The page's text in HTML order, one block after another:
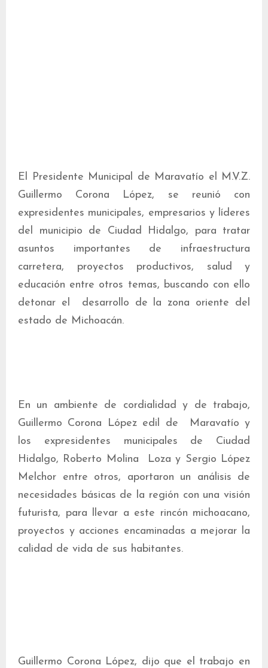
El Presidente Municipal de Maravatío el M.V.Z.
Guillermo Corona López, se reunió con
expresidentes municipales, empresarios y líderes
del municipio de Ciudad Hidalgo, para tratar
asuntos importantes de infraestructura
carretera, proyectos productivos, salud y
educación entre otros temas, buscando con ello
detonar el desarrollo de la zona oriente del
estado de Michoacán.
En un ambiente de cordialidad y de trabajo,
Guillermo Corona López edil de Maravatío y
los expresidentes municipales de Ciudad
Hidalgo, Roberto Molina Loza y Sergio López
Melchor entre otros, aportaron un análisis de
necesidades básicas de la región con una visión
futurista, para llevar a este rincón michoacano,
proyectos y acciones encaminadas a mejorar la
calidad de vida de sus habitantes.
Guillermo Corona López, dijo que el trabajo en